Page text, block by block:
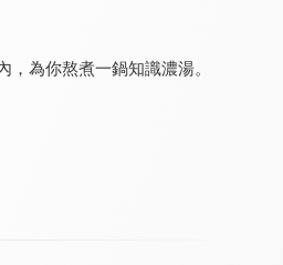
為你熬煮一鍋知識濃湯。